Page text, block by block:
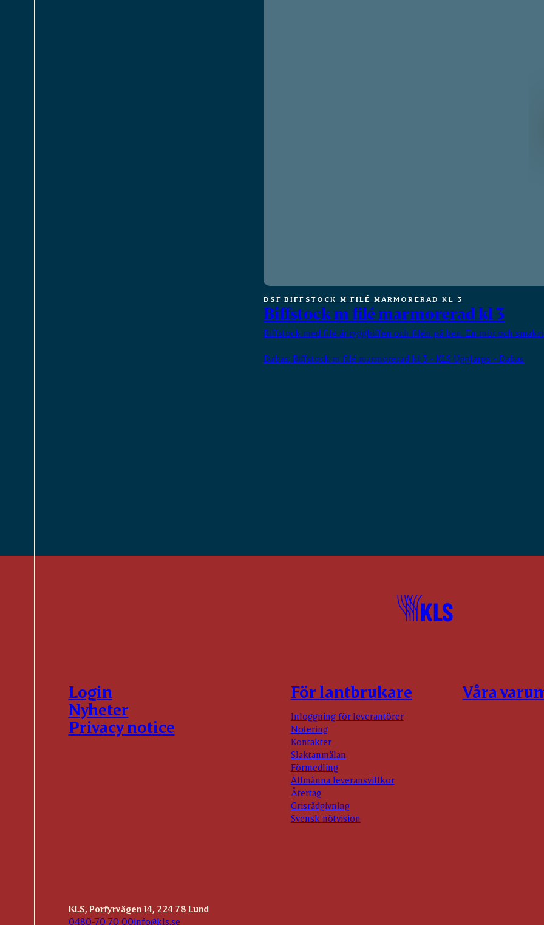
DSF BIFFSTOCK M FILÉ MARMORERAD KL 3
Biffstock m filé marmorerad kl 3
Biffstock med filé är ryggbiffen och filén på ben. En mör och
Dabas: Biffstock m filé marmorerad kl 3 - KLS Ugglarps - Dabas
För lantbrukare
Inloggning för leverantörer
Notering
Kontakter
Slaktanmälan
Förmedling
Allmänna leveransvillkor
Återtag
Grisrådgivning
Svensk nötvision
Våra
Login
Nyheter
Privacy notice
KLS, Porfyrvägen 14, 224 78 Lund
0480-70 70 00info@kls.se